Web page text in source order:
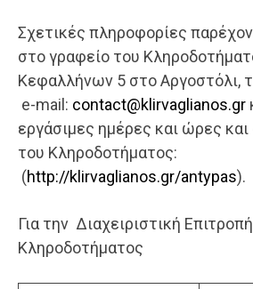
Σχετικές πληροφορίες
στο γραφείο του
Κεφαλλήνων 5 στο Αργοστόλι,
e-mail: contact@klirvaglianos.gr
εργάσιμες ημέρες και ώρες
του Κληροδοτήματος:
(http://klirvaglianos.gr/antypas).
​Για την Διαχειριστική
Κληροδοτήματος